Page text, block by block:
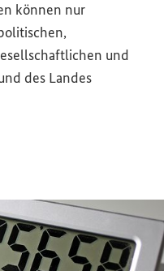
können nur
und
des Landes